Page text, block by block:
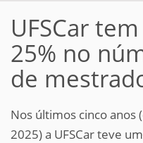
UFSCar
25% no
de
Nos últimos cinco anos
2025) a UFSCar teve